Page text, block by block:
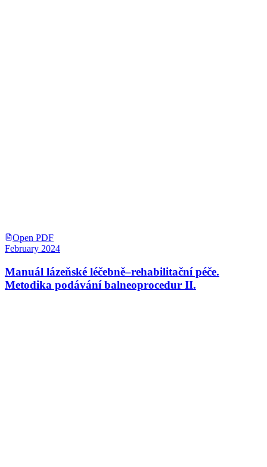
Open PDF
February 2024
Manuál lázeňské léčebně–rehabilitační péče.
Metodika podávání balneoprocedur II.